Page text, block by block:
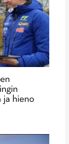
ja hieno